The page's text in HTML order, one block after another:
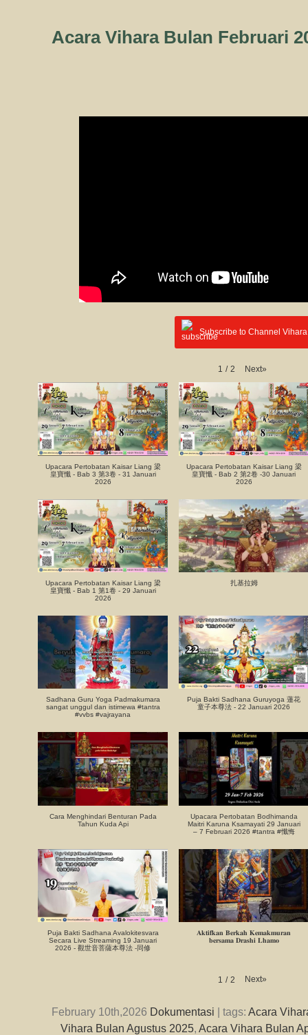
Acara Vihara Bulan Februari
Subscribe to Channel Vihara
1 / 2 Next»
Upacara Pertobatan Kaisar Liang 梁
皇寶懺 - Bab 3 第3卷 - 31 Januari
2026
Upacara Pertobatan Kaisar Liang 梁
皇寶懺 - Bab 2 第2卷 -30 Januari
2026
Upacara Pertobatan Kaisar Liang 梁
皇寶懺 - Bab 1 第1卷 - 29 Januari
2026
扎基拉姆
Sadhana Guru Yoga Padmakumara
sangat unggul dan istimewa #tantra
#vvbs #vajrayana
Puja Bakti Sadhana Guruyoga 蓮花
童子本尊法 - 22 Januari 2026
Cara Menghindari Benturan Pada
Tahun Kuda Api
Upacara Pertobatan Bodhimanda
Maitri Karuna Ksamayati 29 Januari
– 7 Februari 2026 #tantra #懺悔
Puja Bakti Sadhana Avalokitesvara
Secara Live Streaming 19 Januari
2026 - 觀世音菩薩本尊法 -同修
𝐀𝐤𝐭𝐢𝐟𝐤𝐚𝐧 𝐁𝐞𝐫𝐤𝐚𝐡 𝐊𝐞𝐦𝐚𝐤𝐦𝐮𝐫𝐚𝐧
𝐛𝐞𝐫𝐬𝐚𝐦𝐚 𝐃𝐫𝐚𝐬𝐡𝐢 𝐋𝐡𝐚𝐦𝐨
1 / 2 Next»
February 10th,2026 Dokumentasi | tags: Acara
Vihara Bulan Agustus 2025, Acara Vihara Bulan